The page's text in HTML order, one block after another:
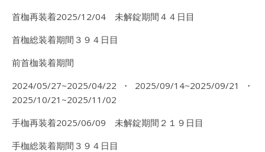
首枷再装着2025/12/04 未解錠期間４４日目
首枷総装着期間３９４日目
前首枷装着期間
2024/05/27~2025/04/22・2025/09/14~2025/09/21・
2025/10/21~2025/11/02
手枷再装着2025/06/09 未解錠期間２１９日目
手枷総装着期間３９４日目